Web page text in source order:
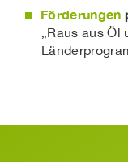
Förderungen
„Raus aus Öl